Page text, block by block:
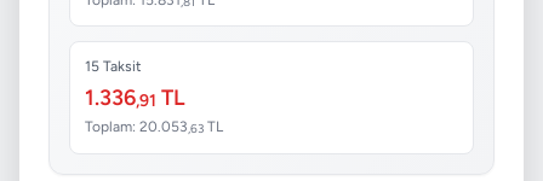
15 Taksit
1.336,91 TL
Toplam: 20.053 ,63 TL